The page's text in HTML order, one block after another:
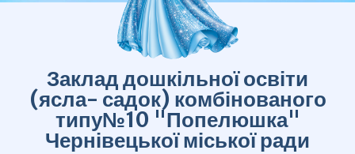
Заклад дошкільної освіти
(ясла- садок) комбінованого
типу№10 "Попелюшка"
Чернівецької міської ради